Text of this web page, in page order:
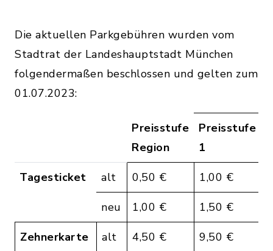
Die aktuellen Parkgebühren wurden vom
Stadtrat der Landeshauptstadt München
folgendermaßen beschlossen und gelten zum
01.07.2023:
Preisstufe
Region
Preisstufe
1
Tagesticket alt 0,50 € 1,00 €
neu 1,00 € 1,50 €
Zehnerkarte alt 4,50 € 9,50 €